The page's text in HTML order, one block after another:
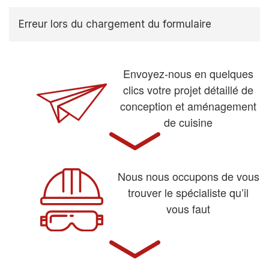
Erreur lors du chargement du formulaire
Envoyez-nous en quelques
clics votre projet détaillé de
conception et aménagement
de cuisine
Nous nous occupons de vous
trouver le spécialiste qu’il
vous faut